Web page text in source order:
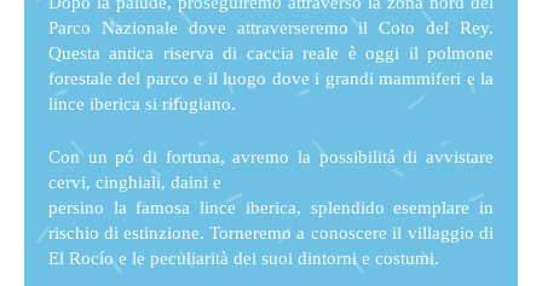
Parco Nazionale dove attraverseremo il Coto del Rey.
Questa antica riserva di caccia reale è oggi il polmone
forestale del parco e il luogo dove i grandi mammiferi e la
lince iberica si rifugiano.
Con un pó di fortuna, avremo la possibilitá di avvistare
cervi, cinghiali, daini e
persino la famosa lince iberica, splendido esemplare in
rischio di estinzione. Torneremo a conoscere il villaggio di
El Rocío e le peculiarità dei suoi dintorni e costumi.